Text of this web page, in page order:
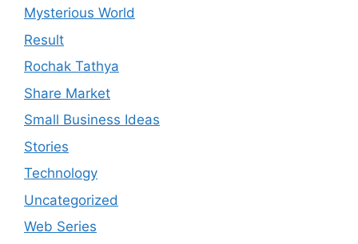
Mysterious World
Result
Rochak Tathya
Share Market
Small Business Ideas
Stories
Technology
Uncategorized
Web Series